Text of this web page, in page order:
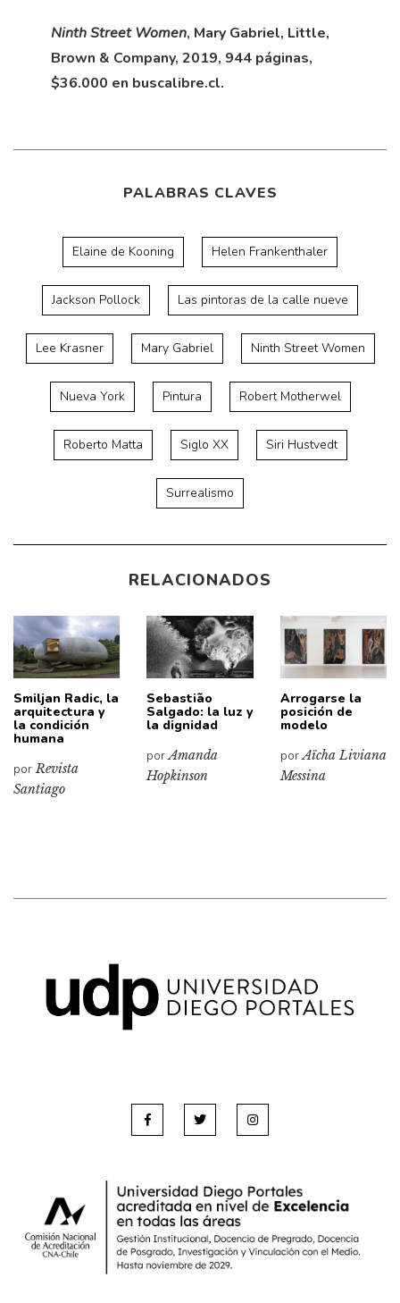
Ninth Street Women, Mary Gabriel, Little,
Brown & Company, 2019, 944 páginas,
$36.000 en buscalibre.cl.
PALABRAS CLAVES
Elaine de Kooning Helen Frankenthaler
Jackson Pollock Las pintoras de la calle nueve
Lee Krasner Mary Gabriel Ninth Street Women
Nueva York Pintura Robert Motherwel
Roberto Matta Siglo XX Siri Hustvedt
Surrealismo
RELACIONADOS
Smiljan Radic, la
arquitectura y
la condición
humana
porRevista
Santiago
Sebastião
Salgado: la luz y
la dignidad
porAmanda
Hopkinson
Arrogarse la
posición de
modelo
porAïcha Liviana
Messina